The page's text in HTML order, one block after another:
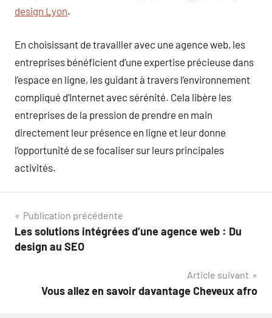
design Lyon.
En choisissant de travailler avec une agence web, les
entreprises bénéficient d’une expertise précieuse dans
l’espace en ligne, les guidant à travers l’environnement
compliqué d’Internet avec sérénité. Cela libère les
entreprises de la pression de prendre en main
directement leur présence en ligne et leur donne
l’opportunité de se focaliser sur leurs principales
activités.
Navigation
de
Publication précédente
Les solutions intégrées d’une agence web : Du
design au SEO
Article suivant
Vous allez en savoir davantage Cheveux afro